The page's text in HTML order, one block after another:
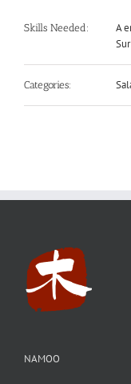
Skills Needed:
A
Categories:
NAMOO